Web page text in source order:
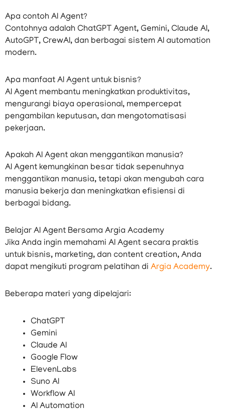
Apa contoh AI Agent?
Contohnya adalah ChatGPT Agent, Gemini, Claude AI,
AutoGPT, CrewAI, dan berbagai sistem AI automation
modern.
Apa manfaat AI Agent untuk bisnis?
AI Agent membantu meningkatkan produktivitas,
mengurangi biaya operasional, mempercepat
pengambilan keputusan, dan mengotomatisasi
pekerjaan.
Apakah AI Agent akan menggantikan manusia?
AI Agent kemungkinan besar tidak sepenuhnya
menggantikan manusia, tetapi akan mengubah cara
manusia bekerja dan meningkatkan efisiensi di
berbagai bidang.
Belajar AI Agent Bersama Argia Academy
Jika Anda ingin memahami AI Agent secara praktis
untuk bisnis, marketing, dan content creation, Anda
dapat mengikuti program pelatihan di Argia Academy.
Beberapa materi yang dipelajari:
ChatGPT
Gemini
Claude AI
Google Flow
ElevenLabs
Suno AI
Workflow AI
AI Automation